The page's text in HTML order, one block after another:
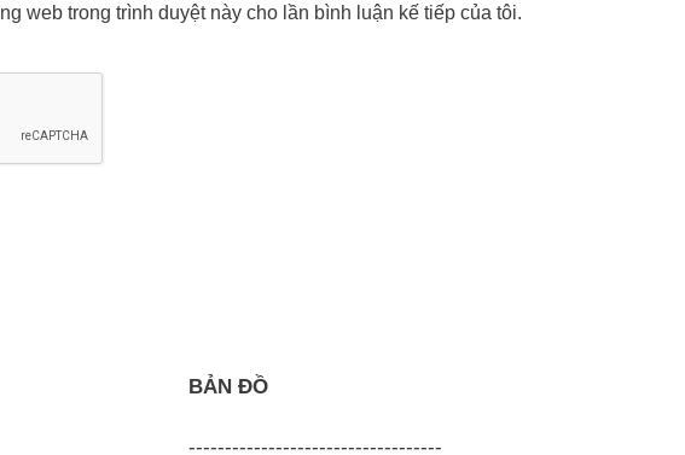
web trong trình duyệt này cho lần bình luận kế tiếp của tôi.
BẢN ĐỒ
-----------------------------------